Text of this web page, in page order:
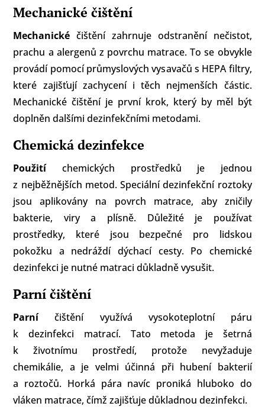
Mechanické čištění
Mechanické čištění zahrnuje odstranění nečistot,
prachu a alergenů z povrchu matrace. To se obvykle
provádí pomocí průmyslových vysavačů s HEPA filtry,
které zajišťují zachycení i těch nejmenších částic.
Mechanické čištění je první krok, který by měl být
doplněn dalšími dezinfekčními metodami.
Chemická dezinfekce
Použitíchemických prostředků je jednou
z nejběžnějších metod. Speciální dezinfekční roztoky
jsou aplikovány na povrch matrace, aby zničily
bakterie, viry a plísně. Důležité je používat
prostředky, které jsou bezpečné pro lidskou
pokožku a nedráždí dýchací cesty. Po chemické
dezinfekci je nutné matraci důkladně vysušit.
Parní čištění
Parníčištění využívá vysokoteplotní páru
k dezinfekci matrací. Tato metoda je šetrná
k životnímu prostředí, protože nevyžaduje
chemikálie, a je velmi účinná při hubení bakterií
a roztočů. Horká pára navíc proniká hluboko do
vláken matrace, čímž zajišťuje důkladnou dezinfekci.